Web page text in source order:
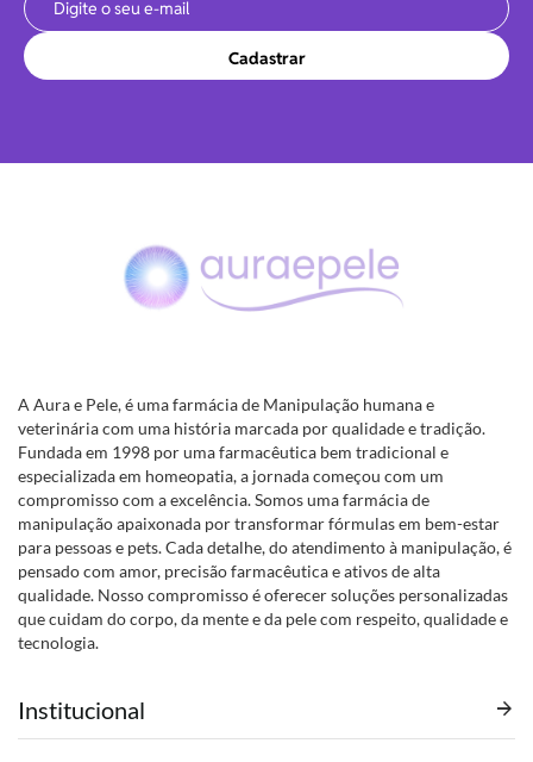
Cadastrar
A Aura e Pele, é uma farmácia de Manipulação humana e
veterinária com uma história marcada por qualidade e tradição.
Fundada em 1998 por uma farmacêutica bem tradicional e
especializada em homeopatia, a jornada começou com um
compromisso com a excelência. Somos uma farmácia de
manipulação apaixonada por transformar fórmulas em bem-estar
para pessoas e pets. Cada detalhe, do atendimento à manipulação, é
pensado com amor, precisão farmacêutica e ativos de alta
qualidade. Nosso compromisso é oferecer soluções personalizadas
que cuidam do corpo, da mente e da pele com respeito, qualidade e
tecnologia.
Institucional